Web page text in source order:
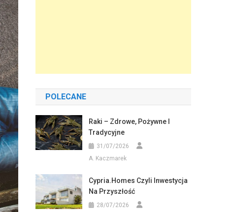
POLECANE
Raki – Zdrowe, Pożywne I
Tradycyjne
31/07/2026
A. Kaczmarek
Cypria.homes Czyli Inwestycja
Na Przyszłość
28/07/2026